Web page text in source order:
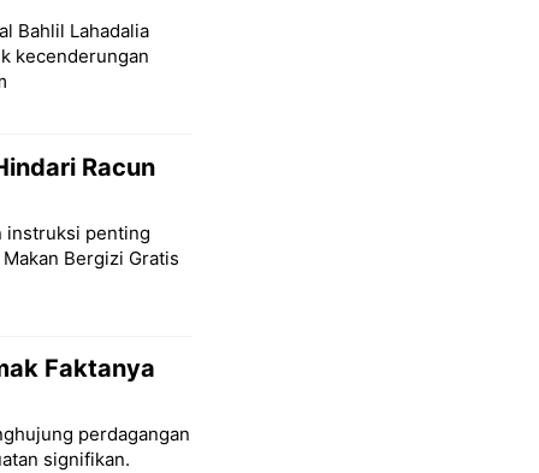
Bahlil Lahadalia
kecenderungan
Racun
instruksi penting
Bergizi Gratis
Faktanya
perdagangan
signifikan.